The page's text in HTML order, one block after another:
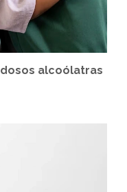
alcoólatras